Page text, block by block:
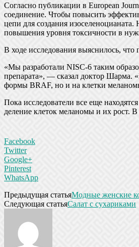
Согласно публикации в European
соединение. Чтобы повысить
цепи для создания
повышения уровня токсичности в
В ходе исследования выяснилось,
«Мы разработали NISC-6 таким
препарата», — сказал доктор Шарма.
формы BRAF, но и на клетки
Пока исследователи все еще
деление клеток меланомы и их рост.
Facebook
Twitter
Google+
Pinterest
WhatsApp
Предыдущая статьяМодные женские
Следующая статьяСалат с сухариками